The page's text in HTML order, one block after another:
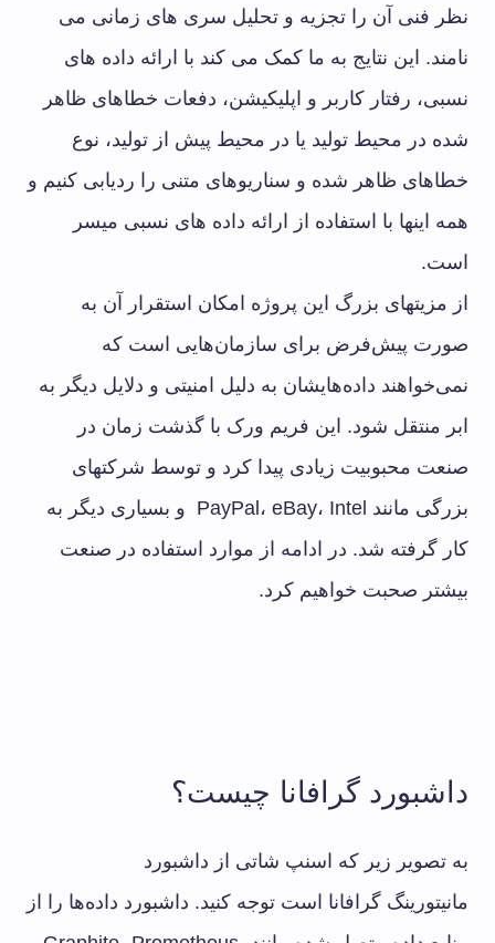
نظر فنی آن را تجزیه و تحلیل سری های زمانی می
نامند. این نتایج به ما کمک می کند با ارائه داده های
نسبی، رفتار کاربر و اپلیکیشن، دفعات خطاهای ظاهر
شده در محیط تولید یا در محیط پیش از تولید، نوع
خطاهای ظاهر شده و سناریوهای متنی را ردیابی کنیم و
همه اینها با استفاده از ارائه داده های نسبی میسر
است.
از مزیتهای بزرگ این پروژه امکان استقرار آن به
‌صورت پیش‌فرض برای سازمان‌هایی است که
نمی‌خواهند داده‌هایشان به دلیل امنیتی و دلایل دیگر به
ابر منتقل شود. این فریم ورک با گذشت زمان در
صنعت محبوبیت زیادی پیدا کرد و توسط شرکتهای
بزرگی مانند PayPal، eBay، Intel و بسیاری دیگر به
کار گرفته شد. در ادامه از موارد استفاده در صنعت
بیشتر صحبت خواهیم کرد.
داشبورد گرافانا چیست؟
به تصویر زیر که اسنپ شاتی از داشبورد
مانیتورینگ گرافانا است توجه کنید. داشبورد داده‌ها را از